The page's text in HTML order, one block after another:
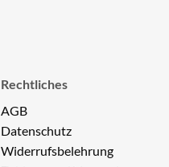
Rechtliches
AGB
Datenschutz
Widerrufsbelehrung